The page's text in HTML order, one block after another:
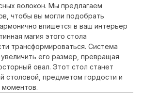
волокон. Мы предлагаем
чтобы вы могли подобрать
впишется в ваш интерьер
магия этого стола
трансформироваться. Система
его размер, превращая
овал. Этот стол станет
столовой, предметом гордости и